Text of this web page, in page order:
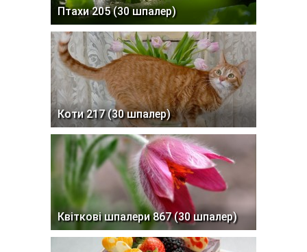
Птахи 205 (30 шпалер)
Коти 217 (30 шпалер)
Квіткові шпалери 867 (30 шпалер)